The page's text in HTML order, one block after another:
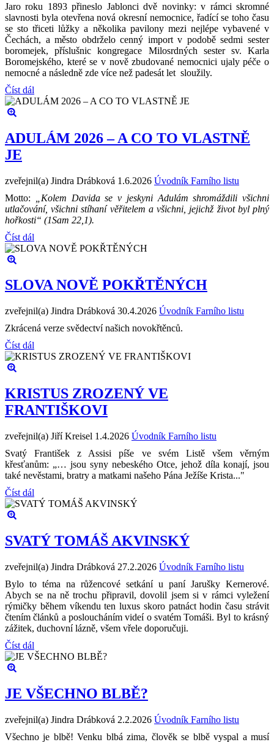
Jaro roku 1893 přineslo Jablonci dvě novinky: v rámci skromné
slavnosti byla otevřena nová okresní nemocnice, řadící se toho času
se sto třiceti lůžky a několika pavilony mezi nejlépe vybavené v
Čechách, a město obdrželo cenný import v podobě sedmi sester
boromejek, příslušnic kongregace Milosrdných sester sv. Karla
Boromejského, které se v nově zbudované nemocnici ujaly péče o
nemocné a následně zde více než padesát let sloužily.
Číst dál
ADULÁM 2026 – A CO TO VLASTNĚ
JE
zveřejnil(a) Jindra Drábková 1.6.2026 Úvodník Farního listu
Motto:
„Kolem Davida se v jeskyni Adulám shromáždili všichni
utlačování, všichni stíhaní věřitelem a všichni, jejichž život byl plný
hořkosti“ (1Sam 22,1).
Číst dál
SLOVA NOVĚ POKŘTĚNÝCH
zveřejnil(a) Jindra Drábková 30.4.2026 Úvodník Farního listu
Zkrácená verze svědectví našich novokřtěnců.
Číst dál
KRISTUS ZROZENÝ VE
FRANTIŠKOVI
zveřejnil(a) Jiří Kreisel 1.4.2026 Úvodník Farního listu
Svatý František z Assisi píše ve svém Listě všem věrným
křesťanům: „… jsou syny nebeského Otce, jehož díla konají, jsou
také nevěstami, bratry a matkami našeho Pána Ježíše Krista..."
Číst dál
SVATÝ TOMÁŠ AKVINSKÝ
zveřejnil(a) Jindra Drábková 27.2.2026 Úvodník Farního listu
Bylo to téma na růžencové setkání u paní Jarušky Kernerové.
Abych se na ně trochu připravil, dovolil jsem si v rámci vyležení
rýmičky během víkendu ten luxus skoro patnáct hodin času strávit
čtením článků a posloucháním videí o svatém Tomáši. Byl to krásný
zážitek, duchovní lázně, všem vřele doporučuji.
Číst dál
JE VŠECHNO BLBĚ?
zveřejnil(a) Jindra Drábková 2.2.2026 Úvodník Farního listu
Všechno je blbě! Venku blbá zima, člověk se blbě vyspal a musí